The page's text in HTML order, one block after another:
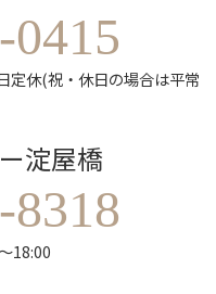
0415
定休(祝・休日の場合は平常
淀屋橋
8318
18:00